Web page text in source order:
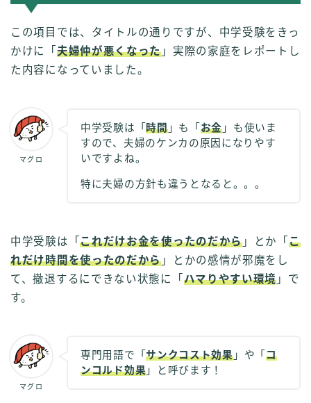
この項目では、タイトルの通りですが、中学受験をきっ
かけに「 夫婦仲が悪くなった 」実際の家庭をレポートし
た内容になっていました。
マグロ
中学受験は「時間」も「 お金 」も使いま
すので、夫婦のケンカの原因になりやす
いですよね。
特に夫婦の方針も違うとなると。。。
中学受験は「これだけお金を使ったのだから 」とか「 こ
れだけ時間を使ったのだから 」とかの感情が邪魔をし
て、撤退するにできない状態に「 ハマりやすい環境 」で
す。
マグロ
専門用語で「サンクコスト効果」や「 コ
ンコルド効果 」と呼びます！